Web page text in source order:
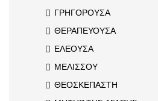
ΓΡΗΓΟΡΟΥΣΑ
ΘΕΡΑΠΕΥΟΥΣΑ
ΕΛΕΟΥΣΑ
ΜΕΛΙΣΣΟΥ
ΘΕΟΣΚΕΠΑΣΤΗ